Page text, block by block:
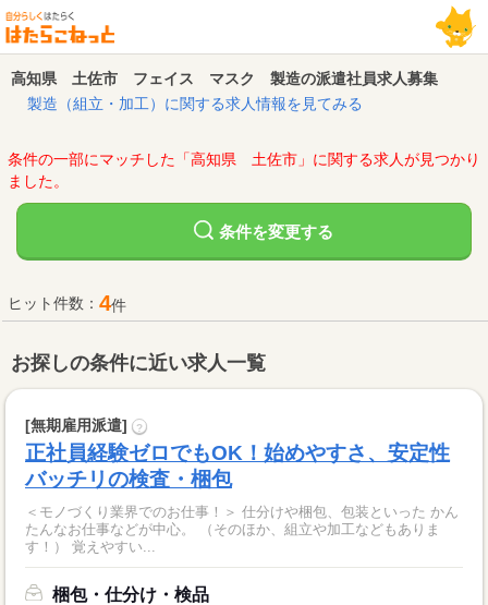
高知県 土佐市 フェイス マスク 製造の派遣社員求人募集
製造（組立・加工）に関する求人情報を見てみる
条件の一部にマッチした「高知県 土佐市」に関する求人が見つかり
ました。
条件を変更する
ヒット件数： 4件
お探しの条件に近い求人一覧
[無期雇用派遣] ?
正社員経験ゼロでもOK！始めやすさ、安定性
バッチリの検査・梱包
＜モノづくり業界でのお仕事！＞ 仕分けや梱包、包装といった かん
たんなお仕事などが中心。 （そのほか、組立や加工などもありま
す！） 覚えやすい...
梱包・仕分け・検品